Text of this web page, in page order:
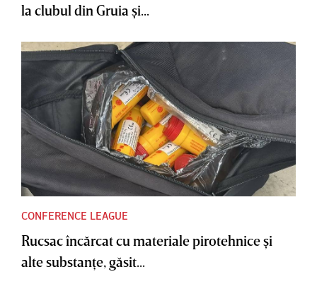
la clubul din Gruia şi...
CONFERENCE LEAGUE
Rucsac încărcat cu materiale pirotehnice şi
alte substanţe, găsit...